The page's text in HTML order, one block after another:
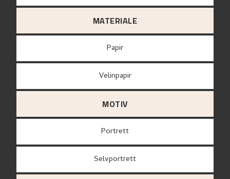
MATERIALE
papir
Velinpapir
MOTIV
Portrett
Selvportrett